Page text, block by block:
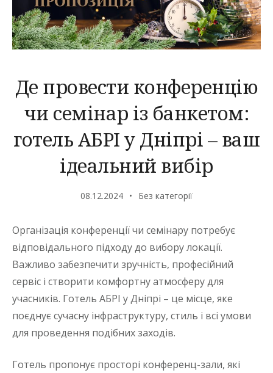
Де провести конференцію
чи семінар із банкетом:
готель АБРІ у Дніпрі – ваш
ідеальний вибір
08.12.2024 Без категорії
Організація конференції чи семінару потребує
відповідального підходу до вибору локації.
Важливо забезпечити зручність, професійний
сервіс і створити комфортну атмосферу для
учасників. Готель АБРІ у Дніпрі – це місце, яке
поєднує сучасну інфраструктуру, стиль і всі умови
для проведення подібних заходів.
Готель пропонує просторі конференц-зали, які